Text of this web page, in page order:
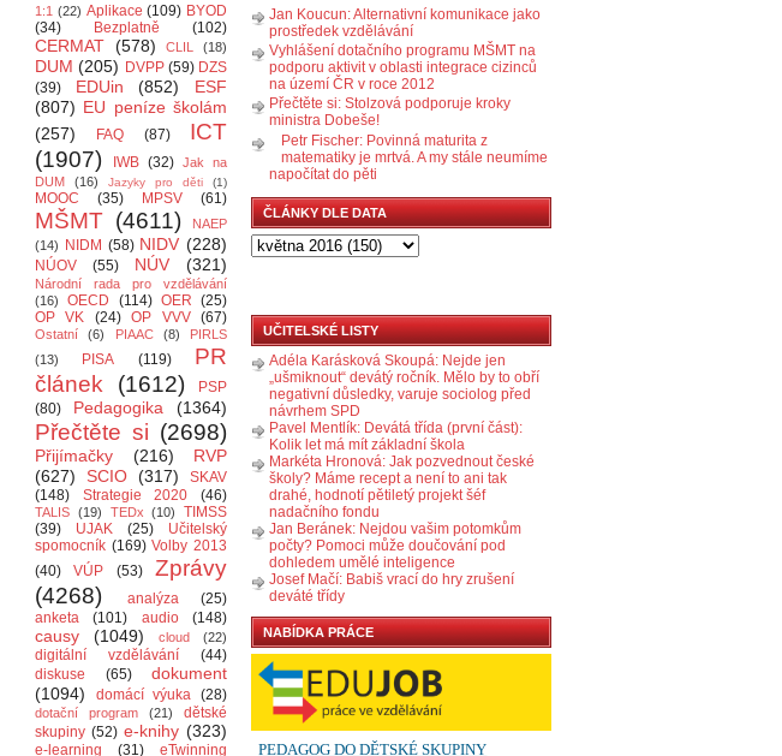
1:1 (22) Aplikace (109) BYOD
(34)
Bezplatně (102)
CERMAT (578) CLIL (18)
DUM (205) DVPP (59) DZS
(39)
EDUin (852)
ESF
(807) EU peníze školám
(257)
FAQ (87)
ICT
(1907)
IWB (32) Jak na
DUM
(16) Jazyky pro děti (1)
MOOC (35) MPSV (61)
MŠMT (4611)
NAEP
(14)
NIDM (58) NIDV (228)
NÚOV (55) NÚV (321)
Národní rada pro vzdělávání
(16)
OECD (114) OER (25)
OP VK
(24) OP VVV (67)
Ostatní (6) PIAAC (8)
PIRLS
(13)
PISA (119)
PR
článek
(1612)
PSP
(80)
Pedagogika (1364)
Přečtěte si (2698)
Přijímačky (216)
RVP
(627)
SCIO (317)
SKAV
(148)
Strategie 2020 (46)
TALIS (19) TEDx (10)
TIMSS
(39)
UJAK (25)
Učitelský
spomocník (169) Volby 2013
(40)
VÚP (53)
Zprávy
(4268)
analýza
(25)
anketa
(101) audio (148)
causy (1049) cloud (22)
digitální vzdělávání
(44)
diskuse
(65)
dokument
(1094)
domácí výuka (28)
dotační program (21)
dětské
skupiny (52) e-knihy (323)
e-learning (31)
eTwinning
Jan Koucun: Alternativní komunikace jako
prostředek vzdělávání
Vyhlášení dotačního programu MŠMT na
podporu aktivit v oblasti integrace cizinců
na území ČR v roce 2012
Přečtěte si: Stolzová podporuje kroky
ministra Dobeše!
Petr Fischer: Povinná maturita z
matematiky je mrtvá. A my stále neumíme
napočítat do pěti
ČLÁNKY DLE DATA
UČITELSKÉ LISTY
Adéla Karásková Skoupá: Nejde jen
„ušmiknout“ devátý ročník. Mělo by to obří
negativní důsledky, varuje sociolog před
návrhem SPD
Pavel Mentlík: Devátá třída (první část):
Kolik let má mít základní škola
Markéta Hronová: Jak pozvednout české
školy? Máme recept a není to ani tak
drahé, hodnotí pětiletý projekt šéf
nadačního fondu
Jan Beránek: Nejdou vašim potomkům
počty? Pomoci může doučování pod
dohledem umělé inteligence
Josef Mačí: Babiš vrací do hry zrušení
deváté třídy
NABÍDKA PRÁCE